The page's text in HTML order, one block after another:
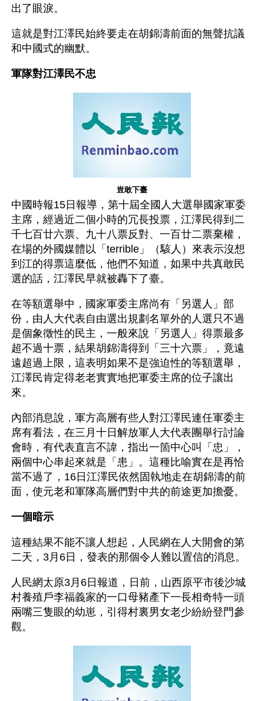
出了眼淚。
這就是對江澤民始終要走在胡錦濤前面的無聲抗議
和中國式的幽默。
軍隊對江澤民不忠
豈敢下臺
中國時報15日報導，第十屆全國人大選舉國家軍委
主席，經過近二個小時的冗長投票，江澤民得到二
千七百廿六票、九十八票反對、一百廿二票棄權，
在場的外國媒體以「terrible」（駭人）來表示沒想
到江的得票這麼低，他們不知道，如果中共真敢民
選的話，江澤民早就被轟下了臺。
在等額選舉中，國家軍委主席尚有「另選人」部
份，由人大代表自由選出規劃名單外的人選只不過
是個象徵性的民主，一般來說「另選人」得票最多
超不過十票，結果胡錦濤得到「三十六票」，竟遠
遠超過上限，這表明如果不是強迫性的等額選舉，
江澤民肯定得老老實實地把軍委主席的位子讓出
來。
內部消息說，軍方高層有些人對江澤民連任軍委主
席有看法，在三月十日解放軍人大代表團舉行討論
會時，有代表直言不諱，指出一箇中心叫「忠」，
兩個中心串起來就是「患」。這種比喻實在是再恰
當不過了，16日江澤民依然固執地走在胡錦濤的前
面，使元老和軍隊高層們對中共的前途更加擔憂。
一個暗示
這種結果不能不讓人想起，人民網在人大開會的第
二天，3月6日，發表的那個令人難以置信的消息。
人民網太原3月6日報道，日前，山西原平市後沙城
村養殖戶李福義家的一口母豬產下一長相奇特一頭
兩嘴三隻眼的幼崽，引得村裏男女老少紛紛登門參
觀。